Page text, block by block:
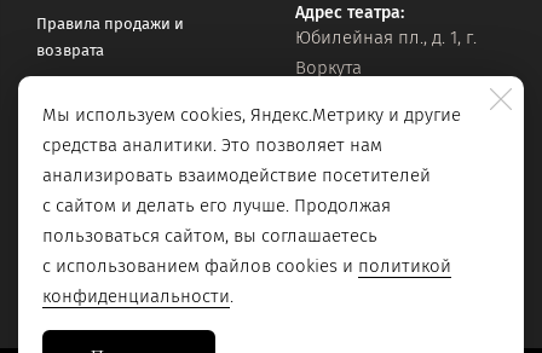
Правила продажи и
возврата
Оставить обращение
Адрес театра:
Юбилейная пл., д. 1, г.
Воркута
Официальная почта:
vorkteatrdr@mail.ru
Мы используем cookies, Яндекс.Метрику и другие
средства аналитики. Это позволяет нам
анализировать взаимодействие посетителей
с сайтом и делать его лучше. Продолжая
пользоваться сайтом, вы соглашаетесь
с использованием файлов cookies и политикой
конфиденциальности.